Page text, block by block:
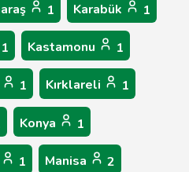
1 Karabük 1
1 Kastamonu 1
1 Kırklareli 1
Konya 1
1 Manisa 2